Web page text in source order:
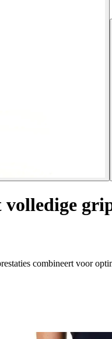
volledige
combineert voor